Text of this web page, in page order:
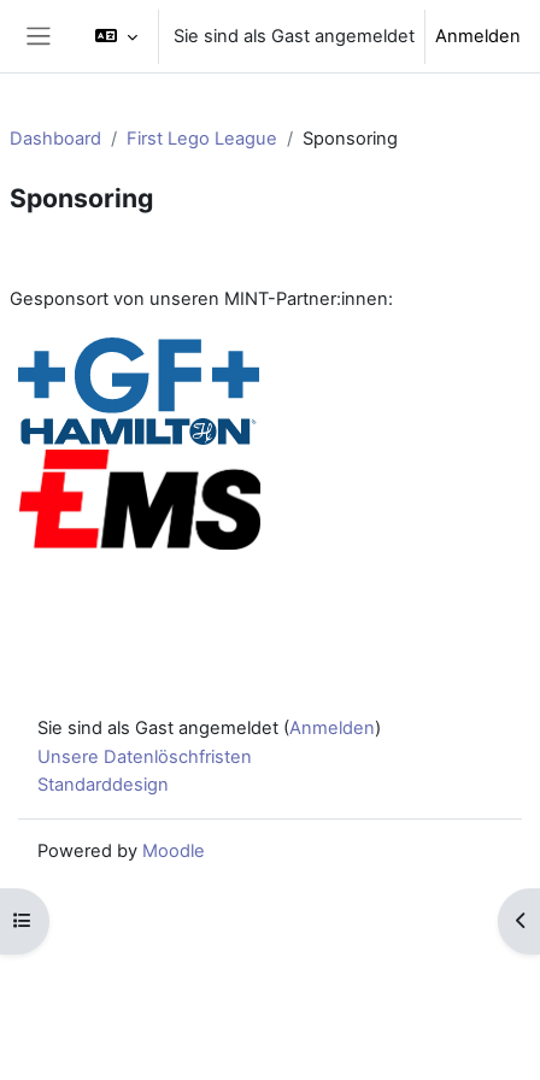
Website-Übersicht
Sie sind als Gast angemeldet Anmelden
Kursindex öffnen
Dashboard First Lego League Sponsoring
Sponsoring
Gesponsort von unseren MINT-Partner:innen:
Sie sind als Gast angemeldet (Anmelden)
Unsere Datenlöschfristen
Standarddesign
Powered by Moodle